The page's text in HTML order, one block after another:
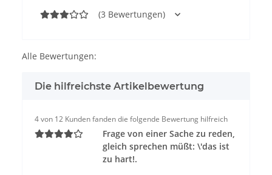
(3 Bewertungen)
Alle Bewertungen:
Die hilfreichste Artikelbewertung
4 von 12 Kunden fanden die folgende Bewertung hilfreich
Frage von einer Sache zu reden,
gleich sprechen müßt: \'das ist
zu hart!.